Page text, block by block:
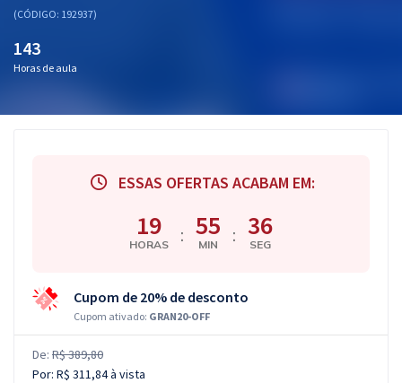
Aprovados
(CÓDIGO: 192937)
143
Horas de aula
ESSAS OFERTAS ACABAM EM:
19
HORAS : 55
MIN : 35
SEG
Cupom de 20% de desconto
Cupom ativado: GRAN20-OFF
De: R$ 389,80
Por: R$ 311,84à vista